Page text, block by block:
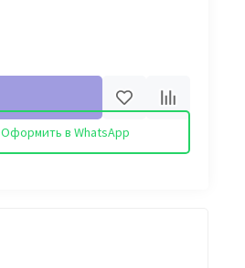
Оформить в WhatsApp